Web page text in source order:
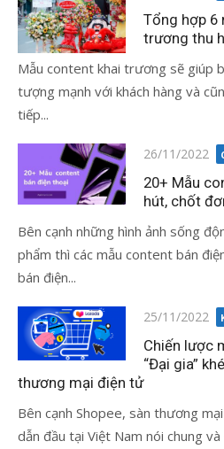
vào
Tổng hợp 6
trương thu
Mẫu content khai trương sẽ giúp
tượng mạnh với khách hàng và
tiếp...
Đăng
vào
26/11/2022
20+ Mẫu
hút, chốt
Bên cạnh những hình ảnh sống
phẩm thì các mẫu content bán
bán điện...
Đăng
vào
25/11/2022
Chiến lược
“Đại gia”
thương mại điện tử
Bên cạnh Shopee, sàn thương
dẫn đầu tại Việt Nam nói chung